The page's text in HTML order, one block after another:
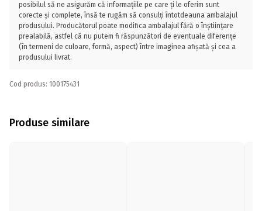
posibilul să ne asigurăm că informațiile pe care ți le oferim sunt
corecte și complete, însă te rugăm să consulți întotdeauna ambalajul
produsului. Producătorul poate modifica ambalajul fără o înștiințare
prealabilă, astfel că nu putem fi răspunzători de eventuale diferențe
(în termeni de culoare, formă, aspect) între imaginea afișată și cea a
produsului livrat.
Cod produs: 100175431
Produse similare